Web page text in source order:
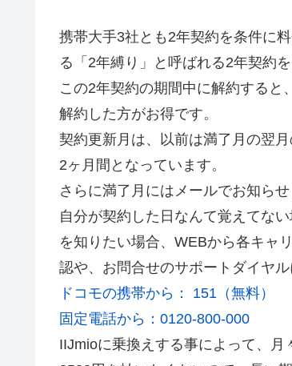
携帯大手3社とも2年契約を条件に
る「2年縛り」と呼ばれる2年契約
この2年契約の期間中に解約すると、
解約した方がお得です。
契約更新月は、以前は満了月の翌
2ヶ月間となっています。
さらに満了月にはメールでお知らせ
自分が契約した日なんて覚えてな
を知りたい場合、WEBから各キャ
認や、お問合せのサポートダイヤ
ドコモの携帯から： 151（無料）
固定電話から：0120-800-000
IIJmioに乗換えする事によって、